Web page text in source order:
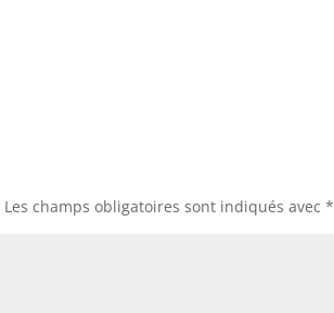
Les champs obligatoires sont indiqués avec*